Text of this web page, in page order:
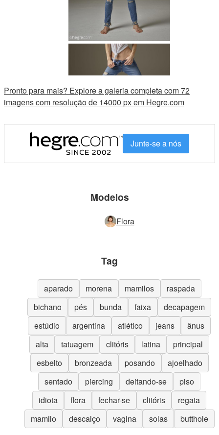
Pronto para mais? Explore a galeria completa com 72
imagens com resolução de 14000 px em Hegre.com
Junte-se a nós
Modelos
Flora
Tag
aparado morena mamilos
raspada
bichano
pés bunda faixa
decapagem
estúdio
argentina atlético jeans
ânus
alta
tatuagem clitóris latina
principal
esbelto
bronzeada posando
ajoelhado
sentado
piercing deitando-se
piso
idiota
flora fechar-se clitóris
regata
mamilo
descalço vagina solas butthole